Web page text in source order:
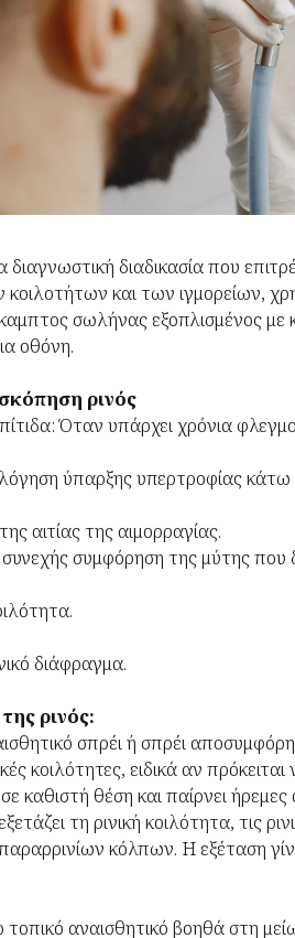
διαγνωστική διαδικασία που
και των ιγμορείων,
σωλήνας εξοπλισμένος
οθόνη.
ρινός
Όταν υπάρχει χρόνια
ύπαρξης υπερτροφίας
αιτίας της αιμορραγίας.
συμφόρηση της μύτης που
διάφραγμα.
ρινός:
σπρέι ή σπρέι
κοιλότητες, ειδικά αν
καθιστή θέση και παίρνει
τη ρινική κοιλότητα, τις
παραρρινίων κόλπων. Η εξέταση
τοπικό αναισθητικό βοηθά στη